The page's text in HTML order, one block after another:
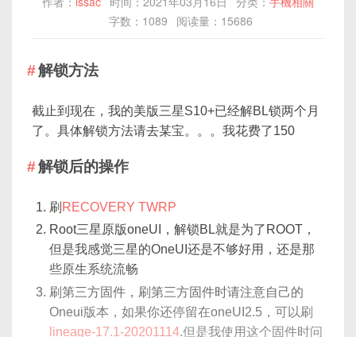
字数：1089
阅读量：15686
解锁方法
截止到现在，我的美版三星S10+已经解BL锁两个月
了。具体解锁方法请去某宝。。。我花费了150
解锁后的操作
刷 RECOVERY TWRP
Root三星原版oneUI，解锁BL就是为了ROOT，
但是我感觉三星的OneUI还是不够好用，还是那
些原生系统流畅
刷第三方固件，刷第三方固件时请注意自己的
Oneui版本，如果你还停留在oneUI2.5，可以刷
lineage-17.1-20201114.但是我使用这个固件时问